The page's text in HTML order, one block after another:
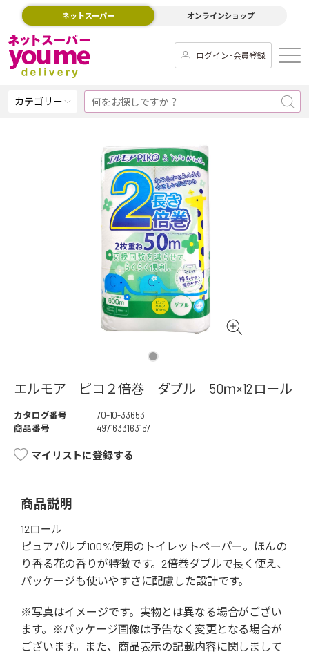
ネットスーパー オンラインショップ
ログイン･会員登録
カテゴリー
エルモア ピコ２倍巻 ダブル 50ｍ×12ロール
カタログ番号
70-10-33653
商品番号
4971633163157
マイリストに登録する
商品説明
12ロール
ピュアパルプ100%使用のトイレットペーパー。ほんの
り香る花の香りが特徴です。2倍巻ダブルで長く使え、
パッケージも使いやすさに配慮した設計です。
※写真はイメージです。実物とは異なる場合がござい
ます。※パッケージ画像は予告なく変更となる場合が
ございます。また、商品表示の記載内容に関しまして